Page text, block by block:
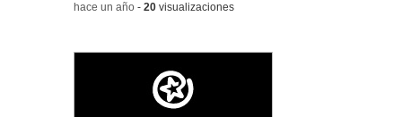
-hace un año -20 visualizaciones